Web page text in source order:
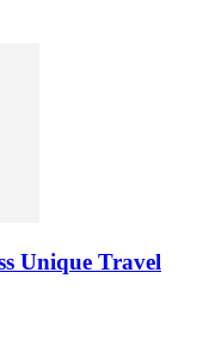
Unique Travel